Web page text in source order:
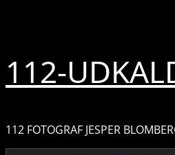
112-
112 FOTOGRAF JESPER